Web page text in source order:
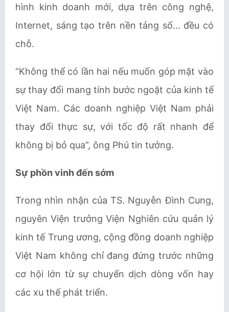
hình kinh doanh mới, dựa trên công nghệ,
Internet, sáng tạo trên nền tảng số… đều có
chỗ.
“Không thể có lần hai nếu muốn góp mặt vào
sự thay đổi mang tính bước ngoặt của kinh tế
Việt Nam. Các doanh nghiệp Việt Nam phải
thay đổi thực sự, với tốc độ rất nhanh để
không bị bỏ qua”, ông Phú tin tưởng.
Sự phồn vinh đến sớm
Trong nhìn nhận của TS. Nguyễn Đình Cung,
nguyên Viện trưởng Viện Nghiên cứu quản lý
kinh tế Trung ương, cộng đồng doanh nghiệp
Việt Nam không chỉ đang đứng trước những
cơ hội lớn từ sự chuyển dịch dòng vốn hay
các xu thế phát triển.